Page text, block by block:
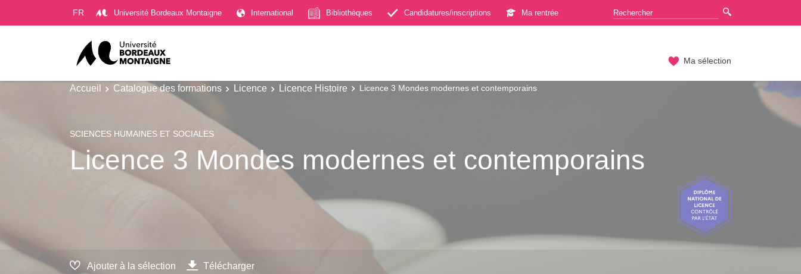
FR Université Bordeaux Montaigne International Bibliothèques Candidatures/inscriptions Ma rentrée
Ma sélection
Accueil Catalogue des formations Licence Licence Histoire Licence 3 Mondes modernes et contemporains
SCIENCES HUMAINES ET SOCIALES
Licence 3 Mondes modernes et contemporains
Ajouter à la sélection Télécharger